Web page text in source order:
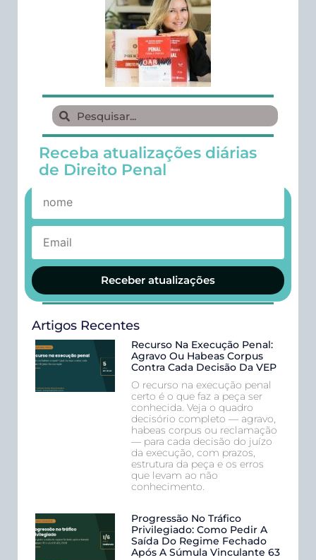
Receba atualizações diárias
de Direito Penal
Receber atualizações
Artigos Recentes
Recurso Na Execução Penal:
Agravo Ou Habeas Corpus
Contra Cada Decisão Da VEP
O recurso na execução penal
certo é o que faz a peça ser
conhecida. Veja o quadro
decisório completo — agravo,
habeas corpus ou reclamação
— para cada decisão do juízo
da execução, com prazos,
estrutura da peça e os erros
que levam ao não
conhecimento.
Progressão No Tráfico
Privilegiado: Como Pedir A
Saída Do Regime Fechado
Após A Súmula Vinculante 63